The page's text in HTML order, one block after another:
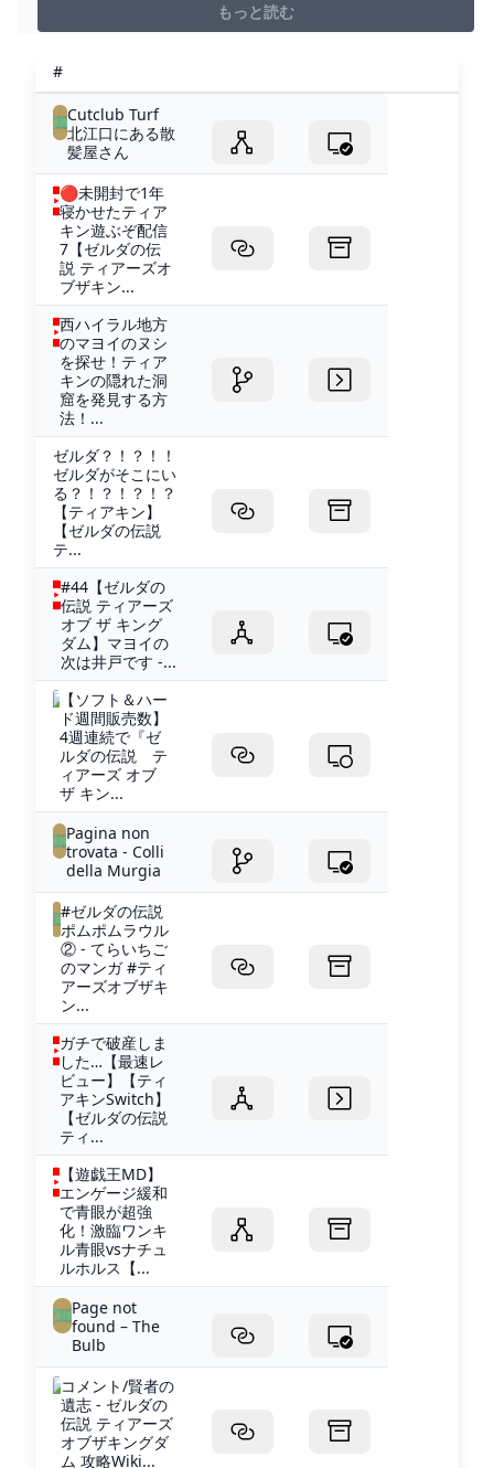
もっと読む
#
Cutclub Turf
北江口にある散
髪屋さん
🔴未開封で1年
寝かせたティア
キン遊ぶぞ配信
7【ゼルダの伝
説 ティアーズオ
ブザキン...
西ハイラル地方
のマヨイのヌシ
を探せ！ティア
キンの隠れた洞
窟を発見する方
法！...
ゼルダ？！？！！
ゼルダがそこにい
る？！？！？！？
【ティアキン】
【ゼルダの伝説
テ...
#44【ゼルダの
伝説 ティアーズ
オブ ザ キング
ダム】マヨイの
次は井戸です -...
【ソフト＆ハー
ド週間販売数】
4週連続で『ゼ
ルダの伝説 テ
ィアーズ オブ
ザ キン...
Pagina non
trovata - Colli
della Murgia
#ゼルダの伝説
ポムポムラウル
② - てらいちご
のマンガ #ティ
アーズオブザキ
ン...
ガチで破産しま
した…【最速レ
ビュー】【ティ
アキンSwitch】
【ゼルダの伝説
ティ...
【遊戯王MD】
エンゲージ緩和
で青眼が超強
化！激臨ワンキ
ル青眼vsナチュ
ルホルス【...
Page not
found – The
Bulb
コメント/賢者の
遺志 - ゼルダの
伝説 ティアーズ
オブザキングダ
ム 攻略Wiki...